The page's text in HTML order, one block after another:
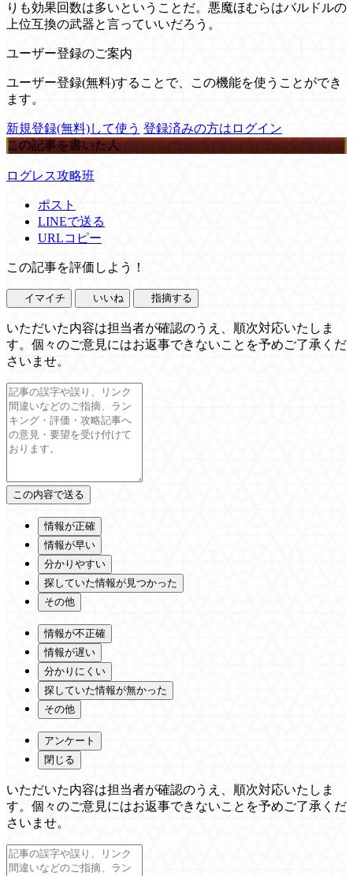
りも効果回数は多いということだ。悪魔ほむらはバルドルの
上位互換の武器と言っていいだろう。
ユーザー登録のご案内
ユーザー登録(無料)することで、この機能を使うことができ
ます。
新規登録(無料)して使う 登録済みの方はログイン
この記事を書いた人
ログレス攻略班
ポスト
LINEで送る
URLコピー
この記事を評価しよう！
イマイチ いいね 指摘する
いただいた内容は担当者が確認のうえ、順次対応いたしま
す。個々のご意見にはお返事できないことを予めご了承くだ
さいませ。
情報が正確
情報が早い
分かりやすい
探していた情報が見つかった
その他
情報が不正確
情報が遅い
分かりにくい
探していた情報が無かった
その他
アンケート
閉じる
いただいた内容は担当者が確認のうえ、順次対応いたしま
す。個々のご意見にはお返事できないことを予めご了承くだ
さいませ。